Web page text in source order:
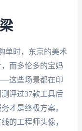
单时，东京的美术
而多伦多的宝妈
这些场景都在印
评过37款工具后
才是终极方案。
的工程师头像，